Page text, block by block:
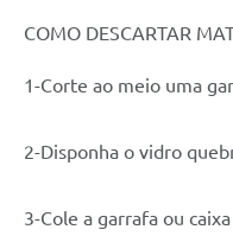
COMO DESCARTAR
1-Corte ao meio uma
2-Disponha o vidro
3-Cole a garrafa ou